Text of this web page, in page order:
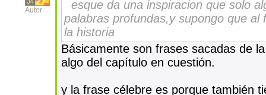
Autor
esque da una inspiracion que solo
palabras profundas,y supongo que
la historia
Básicamente son frases sacadas de
algo del capítulo en cuestión.
y la frase célebre es porque también